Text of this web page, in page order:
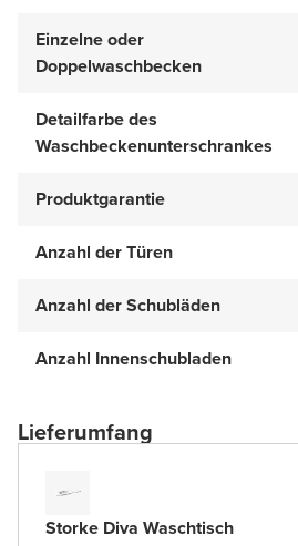
Einzelne oder
Doppelwaschbecken
Detailfarbe des
Waschbeckenunterschrankes
Produktgarantie
Anzahl der Türen
Anzahl der Schubläden
Anzahl Innenschubladen
Lieferumfang
Storke Diva Waschtisch